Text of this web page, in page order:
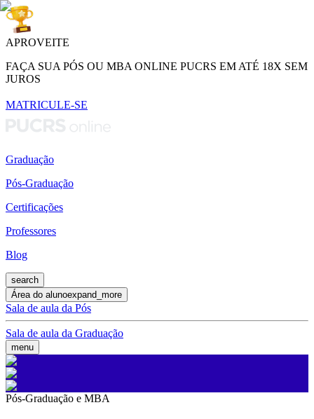
APROVEITE
FAÇA SUA PÓS OU MBA ONLINE PUCRS EM ATÉ 18X SEM
JUROS
MATRICULE-SE
Graduação
Pós-Graduação
Certificações
Professores
Blog
search
Área do alunoexpand_more
Sala de aula da Pós
Sala de aula da Graduação
menu
Pós-Graduação e MBA